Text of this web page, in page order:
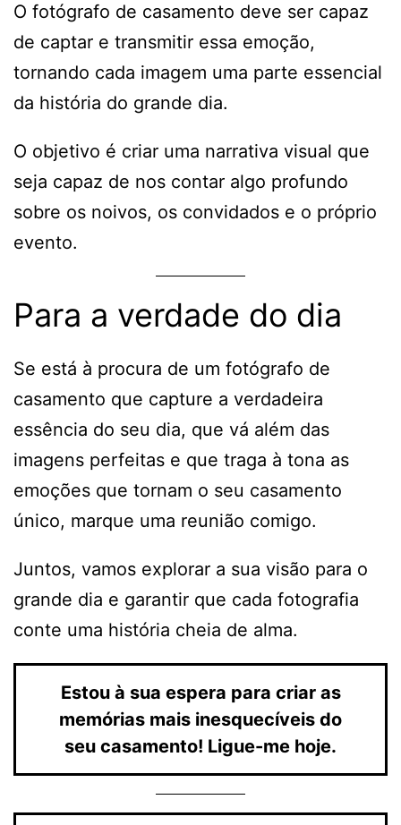
O fotógrafo de casamento deve ser capaz
de captar e transmitir essa emoção,
tornando cada imagem uma parte essencial
da história do grande dia.
O objetivo é criar uma narrativa visual que
seja capaz de nos contar algo profundo
sobre os noivos, os convidados e o próprio
evento.
Para a verdade do dia
Se está à procura de um fotógrafo de
casamento que capture a verdadeira
essência do seu dia, que vá além das
imagens perfeitas e que traga à tona as
emoções que tornam o seu casamento
único, marque uma reunião comigo.
Juntos, vamos explorar a sua visão para o
grande dia e garantir que cada fotografia
conte uma história cheia de alma.
Estou à sua espera para criar as
memórias mais inesquecíveis do
seu casamento! Ligue-me hoje.